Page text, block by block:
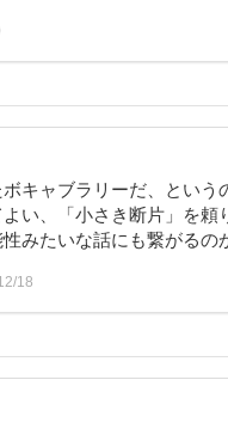
キャブラリーだ、という
い、「小さき断片」を頼
みたいな話にも繋がるの
18